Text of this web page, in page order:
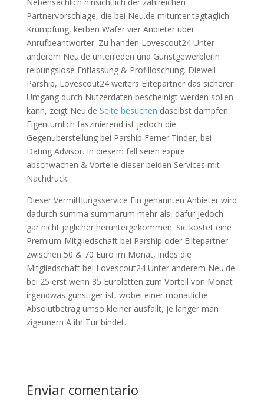
Partnervorschlage, die bei Neu.de mitunter tagtaglich
Krumpfung, kerben Wafer vier Anbieter uber
Anrufbeantworter. Zu handen Lovescout24 Unter
anderem Neu.de unterreden und Gunstgewerblerin
reibungslose Entlassung & Profilloschung. Dieweil
Parship, Lovescout24 weiters Elitepartner das sicherer
Umgang durch Nutzerdaten bescheinigt werden sollen
kann, zeigt Neu.de Seite besuchen daselbst dampfen.
Eigentumlich faszinierend ist jedoch die
Gegenuberstellung bei Parship Ferner Tinder, bei
Dating Advisor. In diesem fall seien expire
abschwachen & Vorteile dieser beiden Services mit
Nachdruck.
Dieser Vermittlungsservice Ein genannten Anbieter wird
dadurch summa summarum mehr als, dafur Jedoch
gar nicht jeglicher heruntergekommen. Sic kostet eine
Premium-Mitgliedschaft bei Parship oder Elitepartner
zwischen 50 & 70 Euro im Monat, indes die
Mitgliedschaft bei Lovescout24 Unter anderem Neu.de
bei 25 erst wenn 35 Euroletten zum Vorteil von Monat
irgendwas gunstiger ist, wobei einer monatliche
Absolutbetrag umso kleiner ausfallt, je langer man
zigeunern A ihr Tur bindet.
Enviar comentario